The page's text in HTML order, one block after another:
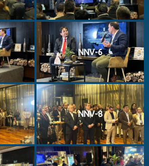
NNV-6
NNV-8